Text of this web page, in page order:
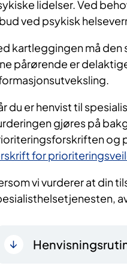
lidelser. Ved
ved psykisk
kartleggingen må den
pårørende er
du er henvist til
gjøres på
og
for
vi vurderer at din